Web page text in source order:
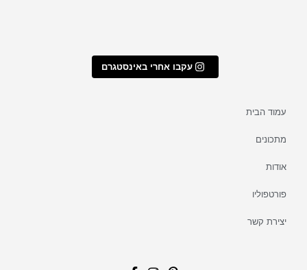
עקבו אחרי באינסטגרם
עמוד הבית
מתכונים
אודות
פורטפוליו
יצירת קשר